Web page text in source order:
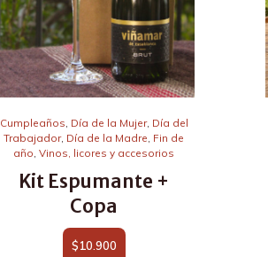
Cumpleaños, Día de la Mujer, Día del
Trabajador, Día de la Madre, Fin de
año,Vinos, licores y accesorios
Kit Espumante +
Copa
$10.900